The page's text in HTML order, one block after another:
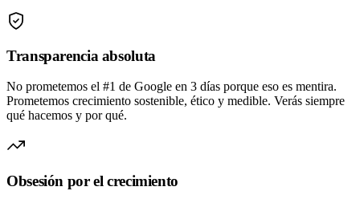
Transparencia absoluta
No prometemos el #1 de Google en 3 días porque eso es mentira.
Prometemos crecimiento sostenible, ético y medible. Verás siempre
qué hacemos y por qué.
Obsesión por el crecimiento